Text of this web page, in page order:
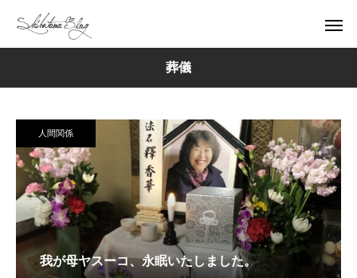
葬儀
人間関係
我が母ヤスーコ、永眠いたしました。